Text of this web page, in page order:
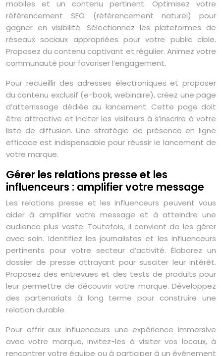
mobiles et un contenu pertinent. Optimisez votre
référencement SEO (référencement naturel) pour
gagner en visibilité. Sélectionnez les plateformes de
réseaux sociaux appropriées pour votre public cible.
Proposez du contenu captivant et régulier. Animez votre
communauté pour favoriser l’engagement.
Pour recueillir des adresses électroniques et proposer
du contenu exclusif (e-book, webinaire), créez une page
d’atterrissage dédiée au lancement. Cette page doit
être attractive et inciter les visiteurs à s’inscrire à votre
liste de diffusion. Une stratégie de présence en ligne
efficace est indispensable pour réussir le lancement de
votre marque.
Gérer les relations presse et les
influenceurs : amplifier votre message
Les relations presse et les influenceurs peuvent vous
aider à amplifier votre message et à atteindre une
audience plus vaste. Toutefois, il convient de les gérer
avec soin. Identifiez les journalistes et les influenceurs
pertinents pour votre secteur d’activité. Élaborez un
dossier de presse attrayant pour susciter leur intérêt.
Proposez des entrevues et des tests de produits pour
leur permettre de découvrir votre marque. Développez
des partenariats à long terme pour construire une
relation durable.
Pour offrir aux influenceurs une expérience immersive
avec votre marque, invitez-les à visiter vos locaux, à
rencontrer votre équipe ou à participer à un événement